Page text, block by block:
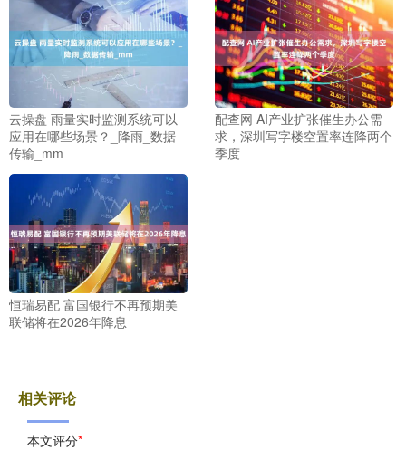
云操盘 雨量实时监测系统可以
应用在哪些场景？_降雨_数据
传输_mm
配查网 AI产业扩张催生办公需
求，深圳写字楼空置率连降两个
季度
恒瑞易配 富国银行不再预期美
联储将在2026年降息
相关评论
本文评分*